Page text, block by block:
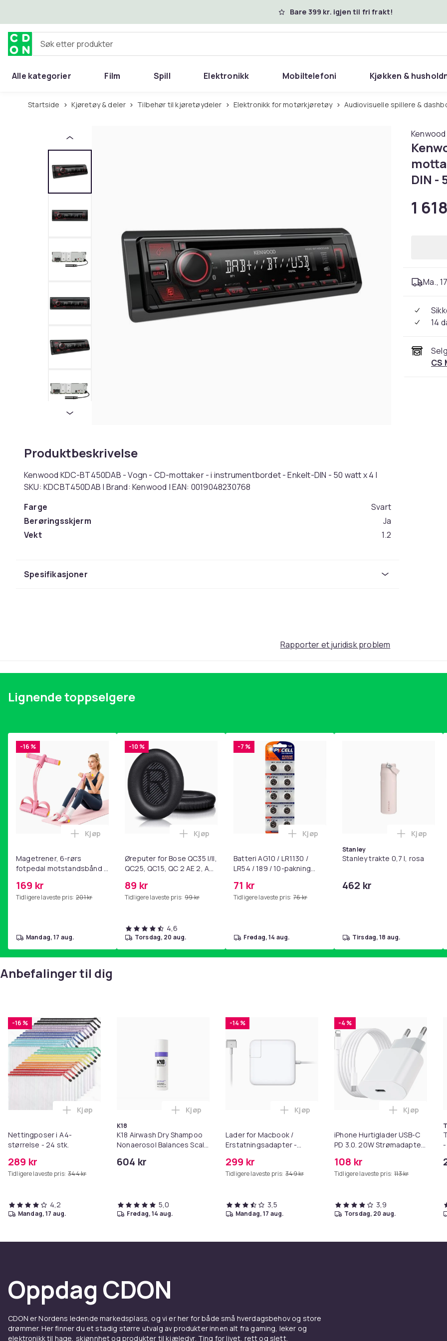
Bare 399 kr. igjen til fri frakt!
Søk etter produkter
Alle kategorier Film Spill Elektronikk Mobiltelefoni Kjøkken &
Startside Kjøretøy & deler Tilbehør til kjøretøydeler Elektronikk for motørkjøretøy Audiovisuelle spillere &
Produktbeskrivelse
Kenwood KDC-BT450DAB - Vogn - CD-mottaker - i instrumentbordet - Enkelt-DIN - 50 watt x 4 |
SKU: KDCBT450DAB | Brand: Kenwood | EAN: 0019048230768
Farge
Svart
Berøringsskjerm
Ja
Vekt
1.2
Produktsikkerhetsinformasjon
Spesifikasjoner
Kenwood
DIN -
1
Ma.,
14
CS
Rapporter et juridisk problem
Lignende toppselgere
-16 %
Magetrener, 6-rørs
fotpedal motstandsbånd -
yoga og
hjemmegymnastikk Pink
169 kr
Tidligere laveste pris: 201 kr
Legg Magetrener, 6-rørs fotpedal motstandsbånd - mage- og kjernetrening, yoga og
Kjøp
mandag, 17 aug.
-10 %
Øreputer for Bose QC35 I/II,
QC25, QC15, QC 2 AE 2, AE
SoundLink Black
89 kr
Tidligere laveste pris: 99 kr
Legg Øreputer for Bose QC35 I/II, QC25, QC15, QC 2 AE 2, AE 2i, AE 2w,
Kjøp
4,6
torsdag, 20 aug.
-7 %
Batteri AG10 / LR1130 /
LR54 / 189 / 10-pakning
71 kr
Tidligere laveste pris: 76 kr
Legg Batteri AG10 / LR1130 / LR54 / 189
Kjøp
fredag, 14 aug.
Stanley
Stanley trakte 0,7 l, rosa
462 kr
Legg
Kjøp
tirsdag, 18 aug.
Anbefalinger til dig
-16 %
Nettingposer i A4-
størrelse - 24 stk.
289 kr
Tidligere laveste pris: 344 kr
Legg Nettingposer i A4-størrelse - 24 stk. i handlekurven
Kjøp
4,2
mandag, 17 aug.
K18
K18 Airwash Dry Shampoo
Nonaerosol Balances Scalp
604 kr
Legg K18 Airwash Dry Shampoo Nonaerosol Balances Scalp & Controls
Kjøp
5,0
fredag, 14 aug.
-14 %
Lader for Macbook /
Erstatningsadapter -
299 kr
Tidligere laveste pris: 349 kr
Legg Lader for Macbook /
Kjøp
3,5
mandag, 17 aug.
-4 %
iPhone Hurtiglader USB-C
PD 3.0. 20W Strømadapter
108 kr
Tidligere laveste pris: 113 kr
Legg
Kjøp
3,9
torsdag, 20 aug.
-
Oppdag CDON
CDON er Nordens ledende markedsplass, og vi er her for både små hverdagsbehov og store
drømmer. Her finner du et stadig større utvalg av produkter innen alt fra gaming, leker og
elektronikk til hage, skjønnhet og produkter til kjæledyr. Ting for livet, rett og slett.